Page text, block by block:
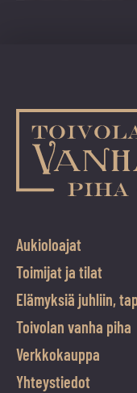
Aukioloajat
Toimijat ja tilat
Elämyksiä juhliin,
Toivolan vanha piha
Verkkokauppa
Yhteystiedot